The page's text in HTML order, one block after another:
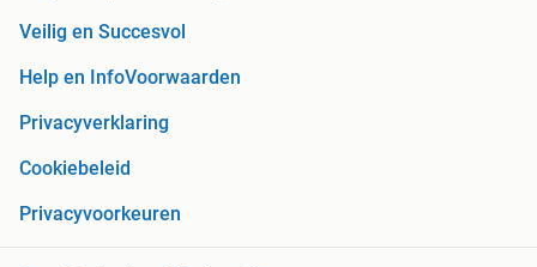
Veilig en Succesvol
Help en InfoVoorwaarden
Privacyverklaring
Cookiebeleid
Privacyvoorkeuren